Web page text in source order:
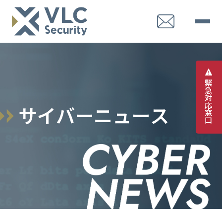
緊
急
対
応
窓
口
サイバーニュース